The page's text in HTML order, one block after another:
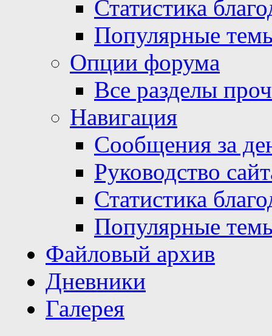
Статистика
Популярные
Опции форума
Все разделы
Навигация
Сообщения за
Руководство
Статистика
Популярные
Файловый архив
Дневники
Галерея